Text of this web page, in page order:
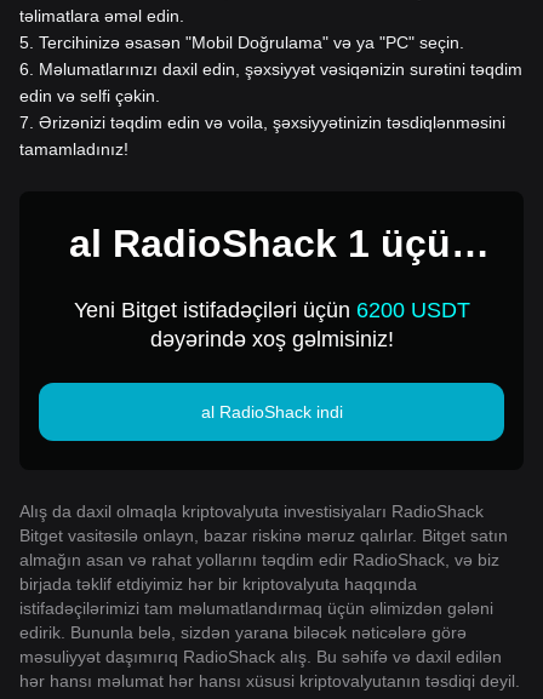
təlimatlara əməl edin.
5 Tercihinizə əsasən "Mobil Doğrulama" və ya "PC" seçin.
6
Məlumatlarınızı daxil edin, şəxsiyyət vəsiqənizin surətini təqdim
edin və selfi çəkin.
7 Ərizənizi təqdim edin və voila, şəxsiyyətinizin təsdiqlənməsini
tamamladınız!
al RadioShack 1 üçün
Yeni Bitget istifadəçiləri üçün 6200 USDT
dəyərində xoş gəlmisiniz!
al RadioShack indi
Alış da daxil olmaqla kriptovalyuta investisiyaları RadioShack
Bitget vasitəsilə onlayn, bazar riskinə məruz qalırlar. Bitget satın
almağın asan və rahat yollarını təqdim edir RadioShack, və biz
birjada təklif etdiyimiz hər bir kriptovalyuta haqqında
istifadəçilərimizi tam məlumatlandırmaq üçün əlimizdən gələni
edirik. Bununla belə, sizdən yarana biləcək nəticələrə görə
məsuliyyət daşımırıq RadioShack alış. Bu səhifə və daxil edilən
hər hansı məlumat hər hansı xüsusi kriptovalyutanın təsdiqi deyil.